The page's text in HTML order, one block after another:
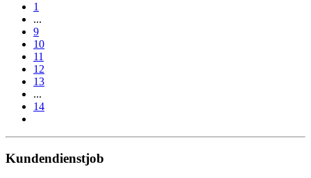
1
...
9
10
11
12
13
...
14
Kundendienstjob